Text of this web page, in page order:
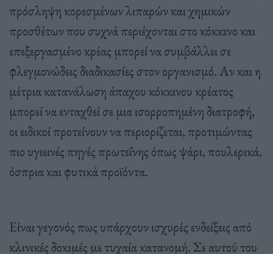
πρόσληψη κορεσμένων λιπαρών και χημικών
προσθέτων που συχνά περιέχονται στο κόκκινο και
επεξεργασμένο κρέας μπορεί να συμβάλλει σε
φλεγμονώδεις διαδικασίες στον οργανισμό. Αν και η
μέτρια κατανάλωση άπαχου κόκκινου κρέατος
μπορεί να ενταχθεί σε μια ισορροπημένη διατροφή,
οι ειδικοί προτείνουν να περιορίζεται, προτιμώντας
πιο υγιεινές πηγές πρωτεΐνης όπως ψάρι, πουλερικά,
όσπρια και φυτικά προϊόντα.
Είναι γεγονός πως υπάρχουν ισχυρές ενδείξεις από
κλινικές δοκιμές με τυχαία κατανομή. Σε αυτού του